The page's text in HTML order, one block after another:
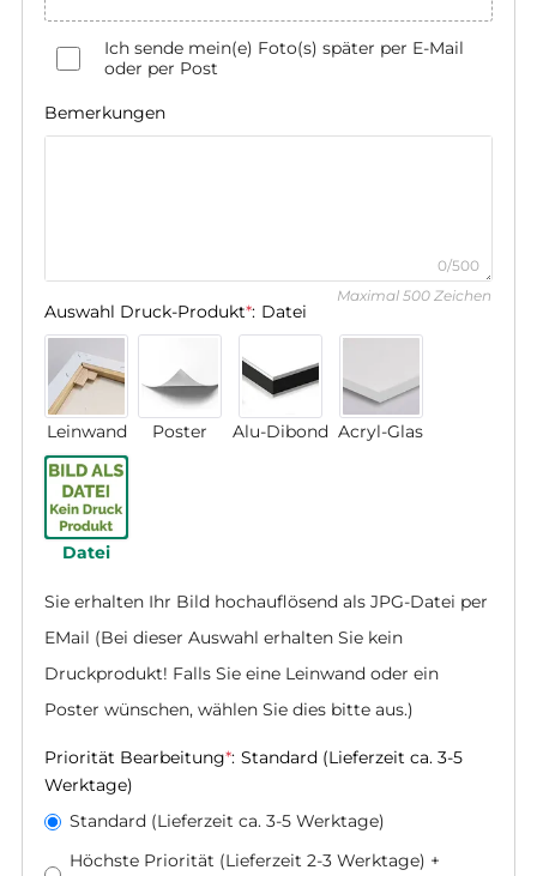
Ich sende mein(e) Foto(s) später per E-Mail
oder per Post
Bemerkungen
0/500
Maximal 500 Zeichen
Auswahl Druck-Produkt*: Datei
Leinwand Poster Alu-Dibond Acryl-Glas
Datei
Sie erhalten Ihr Bild hochauflösend als JPG-Datei per
EMail (Bei dieser Auswahl erhalten Sie kein
Druckprodukt! Falls Sie eine Leinwand oder ein
Poster wünschen, wählen Sie dies bitte aus.)
Priorität Bearbeitung*: Standard (Lieferzeit ca. 3-5
Werktage)
Standard (Lieferzeit ca. 3-5 Werktage)
Höchste Priorität (Lieferzeit 2-3 Werktage) +